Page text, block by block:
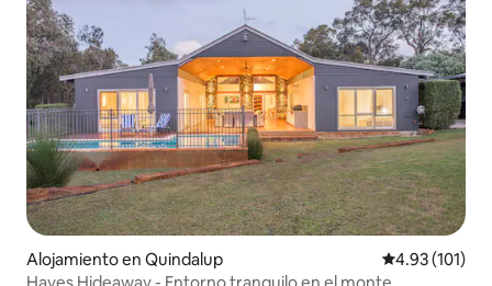
Alojamiento en Quindalup Calificación
4.93 (101)